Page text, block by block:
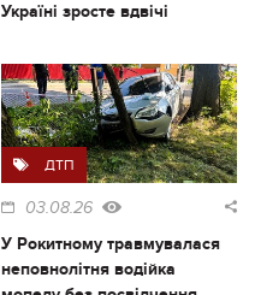
Україні зросте вдвічі
ДТП
03.08.26
У Рокитному травмувалася
неповнолітня водійка